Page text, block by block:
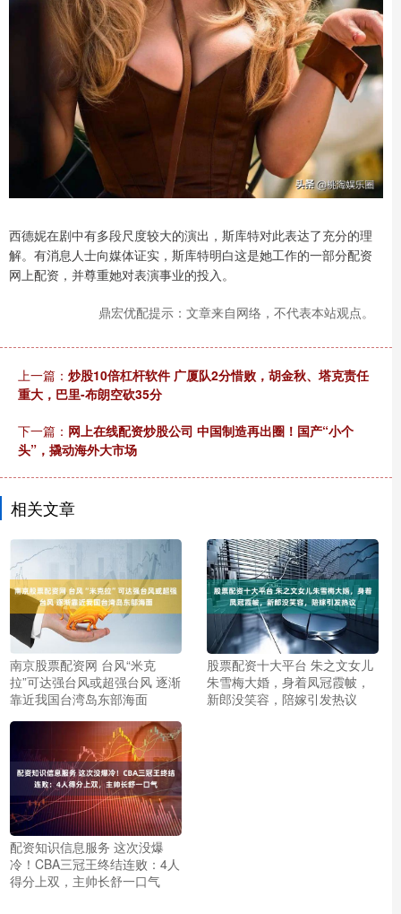
西德妮在剧中有多段尺度较大的演出，斯库特对此表达了充分的理
解。有消息人士向媒体证实，斯库特明白这是她工作的一部分配资
网上配资，并尊重她对表演事业的投入。
鼎宏优配提示：文章来自网络，不代表本站观点。
上一篇： 炒股10倍杠杆软件 广厦队2分惜败，胡金秋、塔克责任
重大，巴里-布朗空砍35分
下一篇： 网上在线配资炒股公司 中国制造再出圈！国产“小个
头”，撬动海外大市场
相关文章
南京股票配资网 台风“米克
拉”可达强台风或超强台风 逐渐
靠近我国台湾岛东部海面
股票配资十大平台 朱之文女儿
朱雪梅大婚，身着凤冠霞帔，
新郎没笑容，陪嫁引发热议
配资知识信息服务 这次没爆
冷！CBA三冠王终结连败：4人
得分上双，主帅长舒一口气